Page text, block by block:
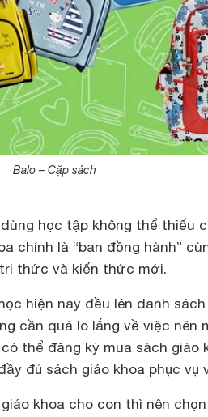
Balo – Cặp sách
học tập không thể thiếu
chính là “bạn đồng hành”
thức và kiến thức mới.
hiện nay đều lên danh
cần quá lo lắng về việc nên
thể đăng ký mua sách giáo
đủ sách giáo khoa phục vụ
khoa cho con thì nên